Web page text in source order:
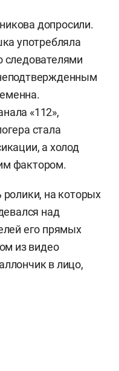
допросили.
употребляла
следователями
«112»,
стала
а холод
фактором.
ролики, на которых
над
его прямых
из видео
в лицо,